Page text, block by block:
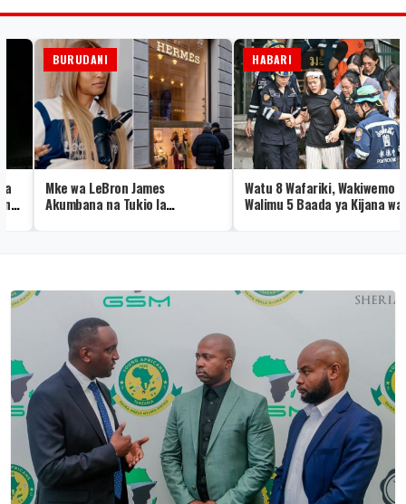
BURUDANI
Mke wa LeBron James
Akumbana na Tukio la
HABARI
Watu 8 Wafariki, Wakiwemo
Walimu 5 Baada ya Kijana wa